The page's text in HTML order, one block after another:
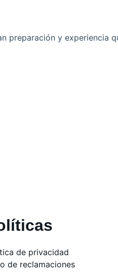
preparación y experiencia
de privacidad
de reclamaciones